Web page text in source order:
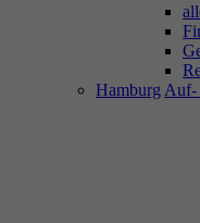
Hamburg Auf-